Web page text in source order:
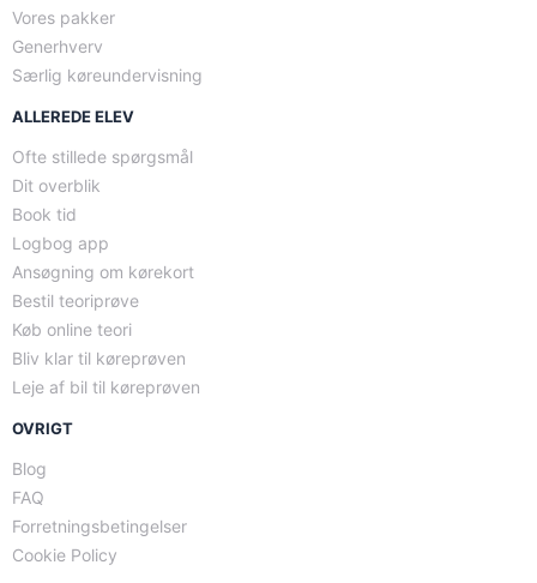
Vores pakker
Generhverv
Særlig køreundervisning
ALLEREDE ELEV
Ofte stillede spørgsmål
Dit overblik
Book tid
Logbog app
Ansøgning om kørekort
Bestil teoriprøve
Køb online teori
Bliv klar til køreprøven
Leje af bil til køreprøven
OVRIGT
Blog
FAQ
Forretningsbetingelser
Cookie Policy